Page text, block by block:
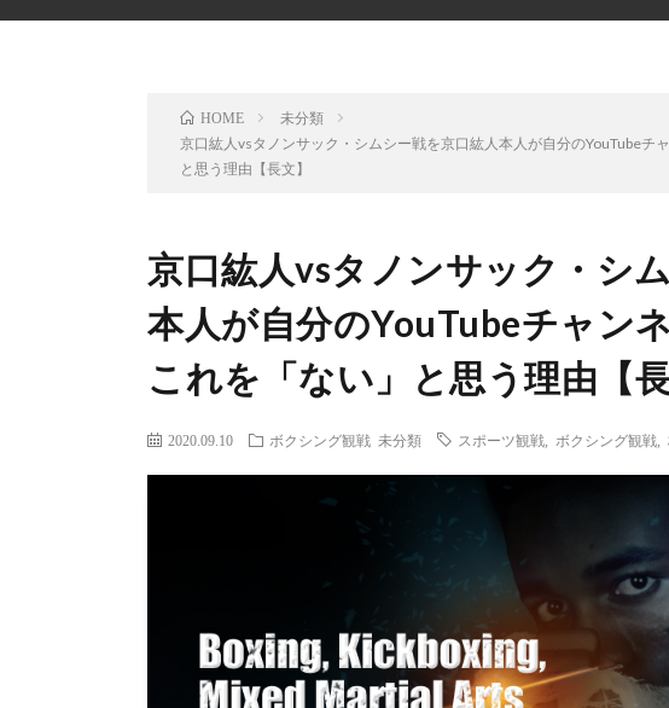
HOME
未分類
京口紘人vsタノンサック・シムシー戦を京口紘人本人が自分のYouTubeチ
と思う理由【長文】
京口紘人vsタノンサック・シ
本人が自分のYouTubeチャン
これを「ない」と思う理由【長
2020.09.10 ボクシング観戦 未分類 スポーツ観戦 ボクシング観戦